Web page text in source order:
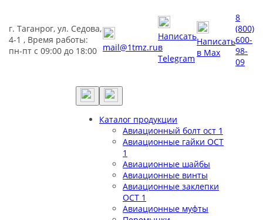
г. Таганрог, ул. Седова,
4-1 , Время работы:
пн-пт с 09:00 до 18:00 mail@1tmz.ru
Написать
в
Telegram
Написать
в Max
8
(800)
600-
98-
09
Каталог продукции
Авиационный болт ост 1
Авиационные гайки ОСТ
1
Авиационные шайбы
Авиационные винты
Авиационные заклепки
ОСТ 1
Авиационные муфты